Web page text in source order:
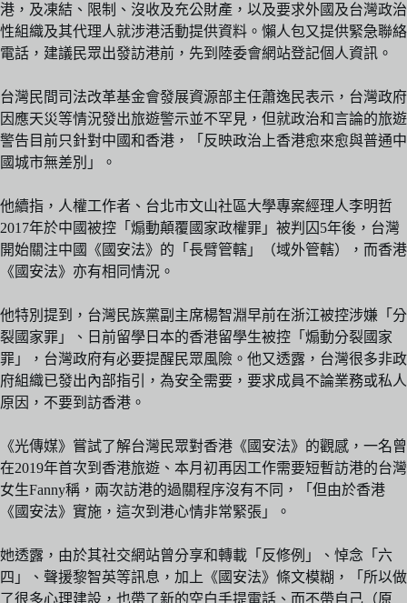
港，及凍結、限制、沒收及充公財產，以及要求外國及台灣政治
性組織及其代理人就涉港活動提供資料。懶人包又提供緊急聯絡
電話，建議民眾出發訪港前，先到陸委會網站登記個人資訊。
台灣民間司法改革基金會發展資源部主任蕭逸民表示，台灣政府
因應天災等情況發出旅遊警示並不罕見，但就政治和言論的旅遊
警告目前只針對中國和香港，「反映政治上香港愈來愈與普通中
國城市無差別」。
他續指，人權工作者、台北市文山社區大學專案經理人李明哲
2017年於中國被控「煽動顛覆國家政權罪」被判囚5年後，台灣
開始關注中國《國安法》的「長臂管轄」（域外管轄），而香港
《國安法》亦有相同情況。
他特別提到，台灣民族黨副主席楊智淵早前在浙江被控涉嫌「分
裂國家罪」、日前留學日本的香港留學生被控「煽動分裂國家
罪」，台灣政府有必要提醒民眾風險。他又透露，台灣很多非政
府組織已發出內部指引，為安全需要，要求成員不論業務或私人
原因，不要到訪香港。
《光傳媒》嘗試了解台灣民眾對香港《國安法》的觀感，一名曾
在2019年首次到香港旅遊、本月初再因工作需要短暫訪港的台灣
女生Fanny稱，兩次訪港的過關程序沒有不同，「但由於香港
《國安法》實施，這次到港心情非常緊張」。
她透露，由於其社交網站曾分享和轉載「反修例」、悼念「六
四」、聲援黎智英等訊息，加上《國安法》條文模糊，「所以做
了很多心理建設，也帶了新的空白手提電話、而不帶自己（原